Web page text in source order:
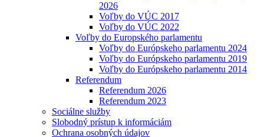
2026
Voľby do VÚC 2017
Voľby do VÚC 2022
Voľby do Europského parlamentu
Voľby do Európskeho parlamentu 2024
Voľby do Európskeho parlamentu 2019
Voľby do Európskeho parlamentu 2014
Referendum
Referendum 2026
Referendum 2023
Sociálne služby
Slobodný prístup k informáciám
Ochrana osobných údajov